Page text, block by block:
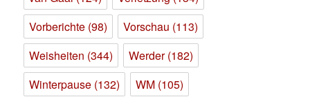
Vorberichte (98) Vorschau (113)
Weisheiten (344) Werder(182)
Winterpause (132) WM (105)